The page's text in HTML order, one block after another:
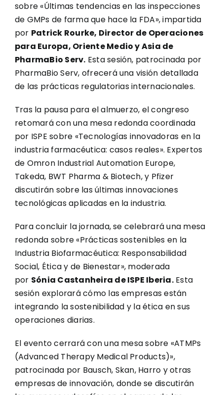
sobre «Últimas tendencias en las inspecciones
de GMPs de farma que hace la FDA», impartida
por Patrick Rourke, Director de Operaciones
para Europa, Oriente Medio y Asia de
PharmaBio Serv. Esta sesión, patrocinada por
PharmaBio Serv, ofrecerá una visión detallada
de las prácticas regulatorias internacionales.
Tras la pausa para el almuerzo, el congreso
retomará con una mesa redonda coordinada
por ISPE sobre «Tecnologías innovadoras en la
industria farmacéutica: casos reales». Expertos
de Omron Industrial Automation Europe,
Takeda, BWT Pharma & Biotech, y Pfizer
discutirán sobre las últimas innovaciones
tecnológicas aplicadas en la industria.
Para concluir la jornada, se celebrará una mesa
redonda sobre «Prácticas sostenibles en la
Industria Biofarmacéutica: Responsabilidad
Social, Ética y de Bienestar», moderada
por Sónia Castanheira de ISPE Iberia.Esta
sesión explorará cómo las empresas están
integrando la sostenibilidad y la ética en sus
operaciones diarias.
El evento cerrará con una mesa sobre «ATMPs
(Advanced Therapy Medical Products)»,
patrocinada por Bausch, Skan, Harro y otras
empresas de innovación, donde se discutirán